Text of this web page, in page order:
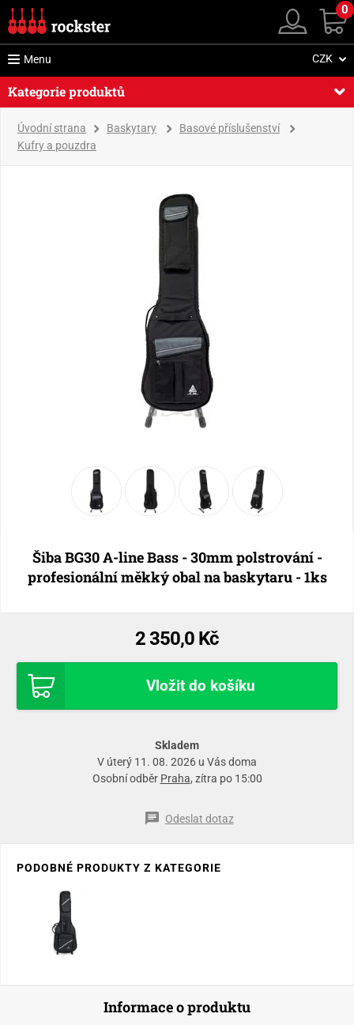
0
Menu CZK
Kategorie produktů
Úvodní strana Baskytary
Basové příslušenství
Kufry a pouzdra
Šiba BG30 A-line Bass - 30mm polstrování -
profesionální měkký obal na baskytaru - 1ks
2 350,0 Kč
Vložit do košíku
Skladem
V úterý 11. 08. 2026 u Vás doma
Osobní odběr Praha, zítra po 15:00
Odeslat dotaz
PODOBNÉ PRODUKTY Z KATEGORIE
Informace o produktu